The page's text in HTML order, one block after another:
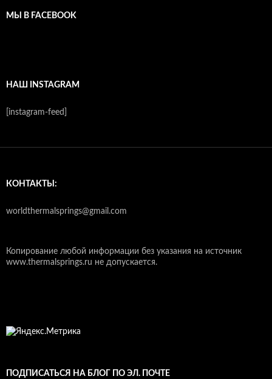
МЫ В FACEBOOK
НАШ INSTAGRAM
[instagram-feed]
КОНТАКТЫ:
worldthermalsprings@gmail.com
Копирование любой информации без указания на источник
www.thermalsprings.ru не допускается.
ПОДПИСАТЬСЯ НА БЛОГ ПО ЭЛ. ПОЧТЕ